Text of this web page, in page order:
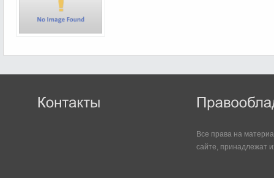
Все права на
сайте, принадлежат